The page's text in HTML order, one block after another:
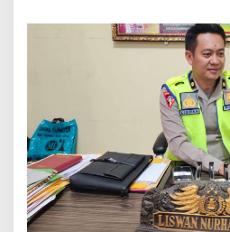
Kita
Pantau
dan